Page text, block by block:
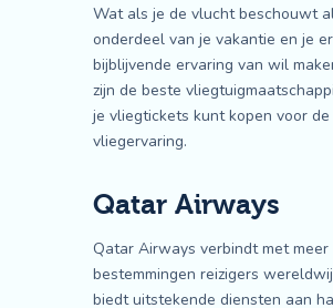
Wat als je de vlucht beschouwt
onderdeel van je vakantie en je
bijblijvende ervaring van wil
zijn de beste
je vliegtickets kunt kopen voor
vliegervaring.
Qatar Airways
Qatar Airways verbindt met meer
bestemmingen reizigers
biedt uitstekende diensten aan